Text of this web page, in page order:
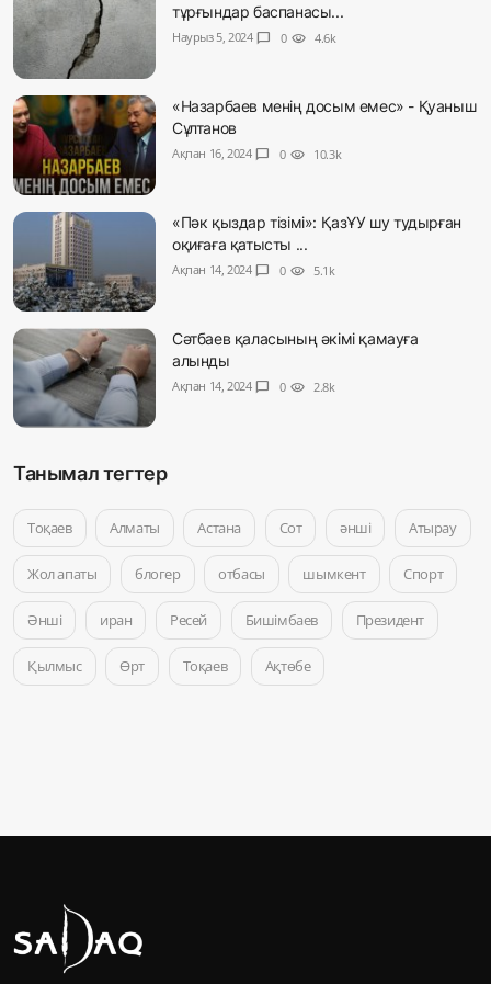
тұрғындар баспанасы...
Наурыз 5, 2024 chat_bubble 0 visibility 4.6k
«Назарбаев менің досым емес» - Қуаныш
Сұлтанов
Ақпан 16, 2024 chat_bubble 0 visibility 10.3k
«Пәк қыздар тізімі»: ҚазҰУ шу тудырған
оқиғаға қатысты ...
Ақпан 14, 2024 chat_bubble 0 visibility 5.1k
Сәтбаев қаласының әкімі қамауға
алынды
Ақпан 14, 2024 chat_bubble 0 visibility 2.8k
Танымал тегтер
Тоқаев Алматы Астана Сот әнші Атырау
Жол апаты блогер отбасы шымкент Спорт
Әнші иран Ресей Бишімбаев Президент
Қылмыс Өрт Тоқаев Ақтөбе